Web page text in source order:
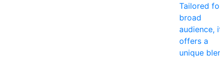
Tailored
broad
audience,
offers a
unique